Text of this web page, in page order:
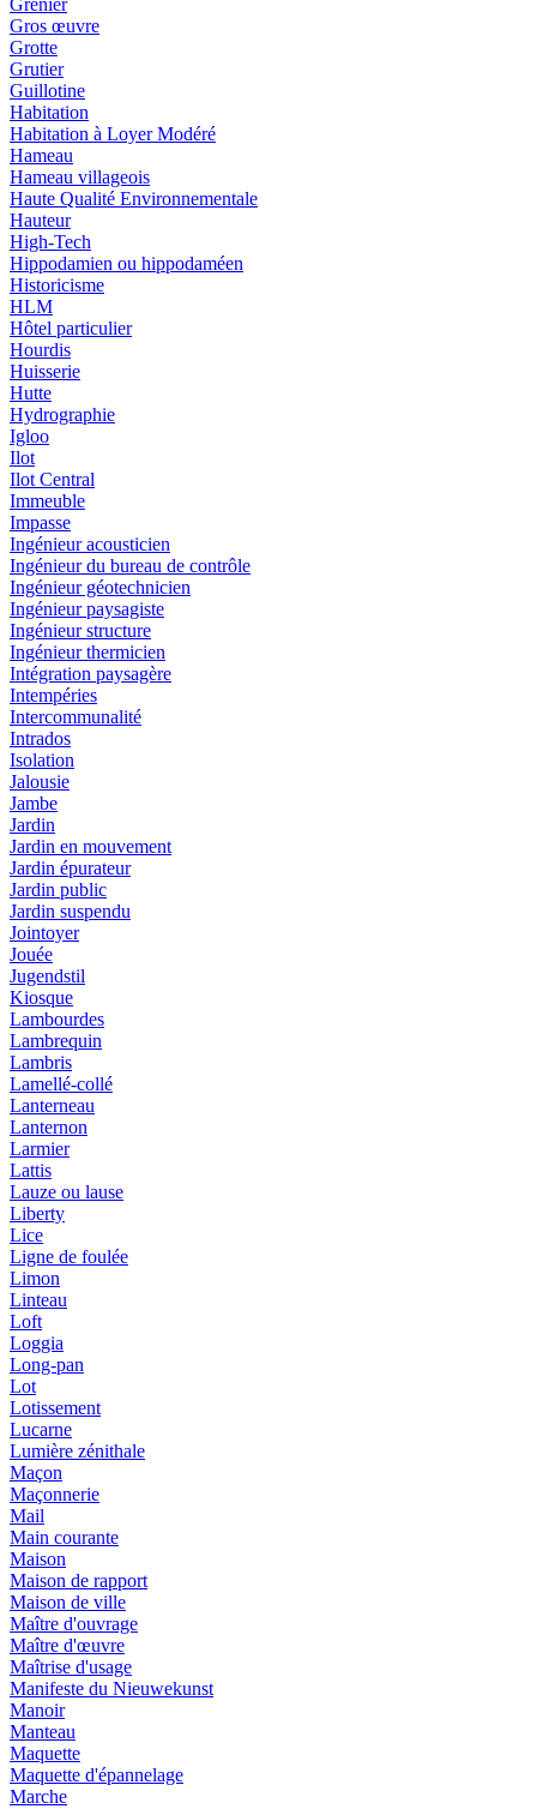
Grenier
Gros œuvre
Grotte
Grutier
Guillotine
Habitation
Habitation à Loyer Modéré
Hameau
Hameau villageois
Haute Qualité Environnementale
Hauteur
High-Tech
Hippodamien ou hippodaméen
Historicisme
HLM
Hôtel particulier
Hourdis
Huisserie
Hutte
Hydrographie
Igloo
Ilot
Ilot Central
Immeuble
Impasse
Ingénieur acousticien
Ingénieur du bureau de contrôle
Ingénieur géotechnicien
Ingénieur paysagiste
Ingénieur structure
Ingénieur thermicien
Intégration paysagère
Intempéries
Intercommunalité
Intrados
Isolation
Jalousie
Jambe
Jardin
Jardin en mouvement
Jardin épurateur
Jardin public
Jardin suspendu
Jointoyer
Jouée
Jugendstil
Kiosque
Lambourdes
Lambrequin
Lambris
Lamellé-collé
Lanterneau
Lanternon
Larmier
Lattis
Lauze ou lause
Liberty
Lice
Ligne de foulée
Limon
Linteau
Loft
Loggia
Long-pan
Lot
Lotissement
Lucarne
Lumière zénithale
Maçon
Maçonnerie
Mail
Main courante
Maison
Maison de rapport
Maison de ville
Maître d'ouvrage
Maître d'œuvre
Maîtrise d'usage
Manifeste du Nieuwekunst
Manoir
Manteau
Maquette
Maquette d'épannelage
Marche